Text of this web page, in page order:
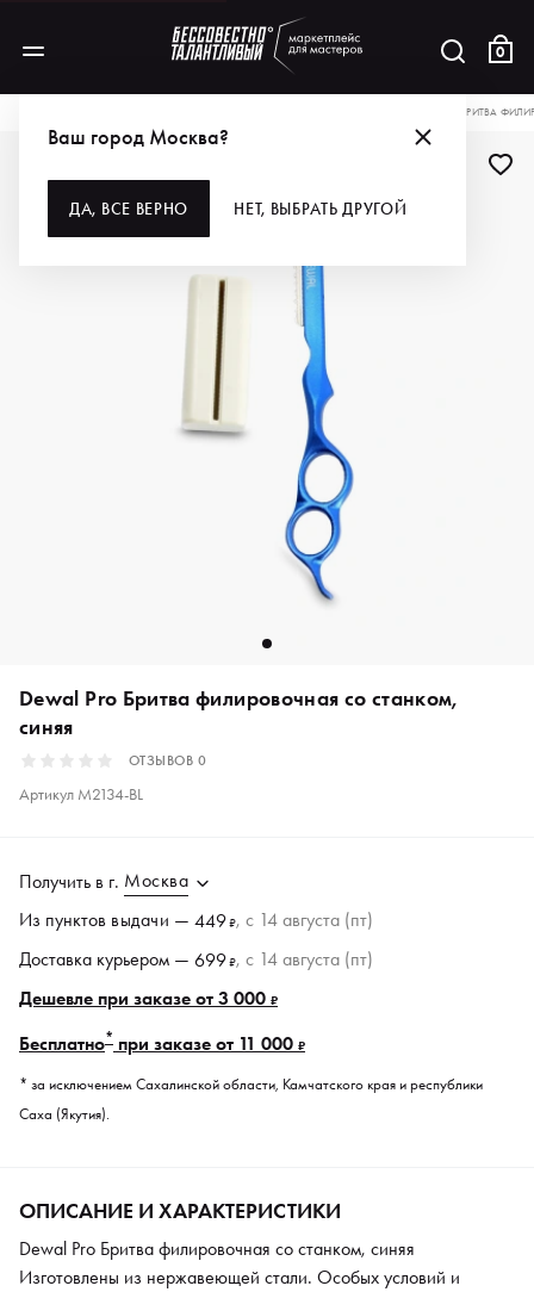
0
Ваш город Москва?
ДА, ВСЕ ВЕРНО НЕТ, ВЫБРАТЬ ДРУГОЙ
DEWAL PRO БРИТВА
Dewal Pro Бритва филировочная со станком,
синяя
ОТЗЫВОВ 0
Артикул M2134-BL
Получить в г. Москва
Из пунктов выдачи — 449₽, c 14 августа (пт)
Доставка курьером — 699₽, c 14 августа (пт)
Дешевле при заказе от 3 000 ₽
Бесплатно* при заказе от 11 000 ₽
* за исключением Сахалинской области, Камчатского края и республики
Саха (Якутия).
ОПИСАНИЕ И ХАРАКТЕРИСТИКИ
Dewal Pro Бритва филировочная со станком, синяя
Изготовлены из нержавеющей стали. Особых условий и